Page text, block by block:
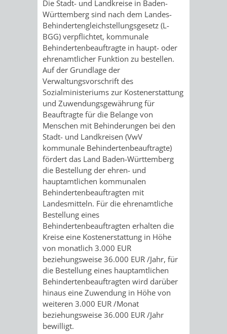
HILFE
MENSCHEN
MIT
BEHINDERUNG
MENSCHEN
MIT
DEMENZ
MIGRANTEN
/
FLÜCHTLINGE
BAUHERREN
BAUHERRENBERATUNG
GRUNDSTÜCKSWERTERMITTLUNG
DENKMALSCHUTZ
AUFGABEN
DER
UNTEREN
DENKMALSCHUTZBEHÖRDE
STEUERVORTEILE
SATZUNGEN
IM
BEREICH
DENKMALSCHUTZ
GENEHMIGUNGSVERFAHREN
TAG
DES
VERKAUF
STÄDTISCHER
BAUPLÄTZE
VERKAUF
STÄDTISCHER
HÄUSER
/
LIEGENSCHAFTEN
BERATUNGSERGEBNISSE
TAGESORDNUNG
/
SITZUNGSUNTERLAGEN
UMLEGUNGSAUSSCHUSS
AUSSCHÜSSE
RATHAUS
/
DEZERNATE
AMT
FÜR
BAURECHT
Die Stadt- und Landkreise in Baden-
Württemberg sind nach dem Landes-
Behindertengleichstellungsgesetz (L-
BGG) verpflichtet, kommunale
Behindertenbeauftragte in haupt- oder
ehrenamtlicher Funktion zu bestellen.
Auf der Grundlage der
Verwaltungsvorschrift des
Sozialministeriums zur Kostenerstattung
und Zuwendungsgewährung für
Beauftragte für die Belange von
Menschen mit Behinderungen bei den
Stadt- und Landkreisen (VwV
kommunale Behindertenbeauftragte)
fördert das Land Baden-Württemberg
die Bestellung der ehren- und
hauptamtlichen kommunalen
Behindertenbeauftragten mit
Landesmitteln. Für die ehrenamtliche
Bestellung eines
Behindertenbeauftragten erhalten die
Kreise eine Kostenerstattung in Höhe
von monatlich 3.000 EUR
beziehungsweise 36.000 EUR /Jahr, für
die Bestellung eines hauptamtlichen
Behindertenbeauftragten wird darüber
hinaus eine Zuwendung in Höhe von
weiteren 3.000 EUR /Monat
beziehungsweise 36.000 EUR /Jahr
bewilligt.